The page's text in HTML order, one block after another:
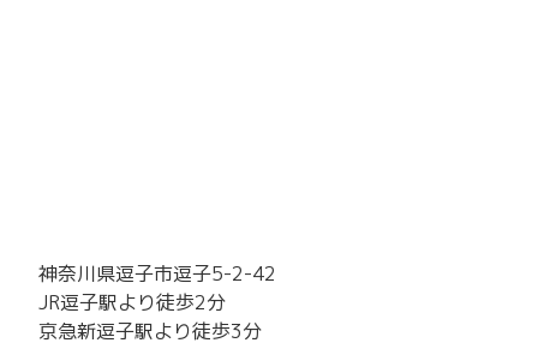
神奈川県逗子市逗子5-2-42
JR逗子駅より徒歩2分
京急新逗子駅より徒歩3分